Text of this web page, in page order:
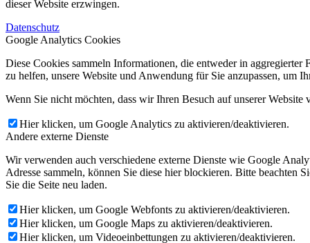
dieser Website erzwingen.
Datenschutz
Google Analytics Cookies
Diese Cookies sammeln Informationen, die entweder in
zu helfen, unsere Website und Anwendung für Sie anzupassen, um
Wenn Sie nicht möchten, dass wir Ihren Besuch auf unserer
Hier klicken, um Google Analytics zu aktivieren/deaktivieren.
Andere externe Dienste
Wir verwenden auch verschiedene externe Dienste wie Google
Adresse sammeln, können Sie diese hier blockieren. Bitte beachten
Sie die Seite neu laden.
Hier klicken, um Google Webfonts zu aktivieren/deaktivieren.
Hier klicken, um Google Maps zu aktivieren/deaktivieren.
Hier klicken, um Videoeinbettungen zu aktivieren/deaktivieren.